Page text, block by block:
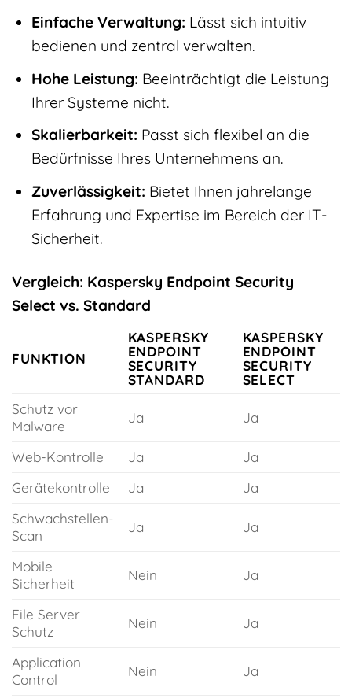
Einfache Verwaltung: Lässt sich intuitiv
bedienen und zentral verwalten.
Hohe Leistung: Beeinträchtigt die Leistung
Ihrer Systeme nicht.
Skalierbarkeit: Passt sich flexibel an die
Bedürfnisse Ihres Unternehmens an.
Zuverlässigkeit: Bietet Ihnen jahrelange
Erfahrung und Expertise im Bereich der IT-
Sicherheit.
Vergleich: Kaspersky Endpoint Security
Select vs. Standard
FUNKTION
KASPERSKY
ENDPOINT
SECURITY
STANDARD
KASPERSKY
ENDPOINT
SECURITY
SELECT
Schutz vor
Malware
Ja Ja
Web-Kontrolle Ja
Ja
Gerätekontrolle
Ja
Ja
Schwachstellen-
Scan
Ja Ja
Mobile
Sicherheit
Nein Ja
File Server
Schutz
Nein Ja
Application
Control
Nein Ja